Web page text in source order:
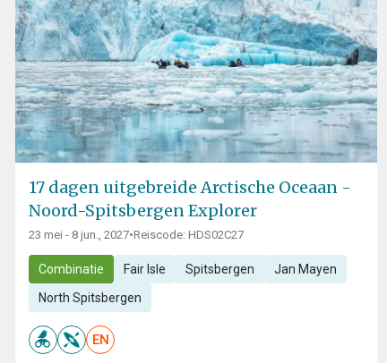
17 dagen uitgebreide Arctische Oceaan -
Noord-Spitsbergen Explorer
23 mei - 8 jun., 2027•Reiscode: HDS02C27
Combinatie Fair Isle Spitsbergen Jan Mayen
North Spitsbergen
EN